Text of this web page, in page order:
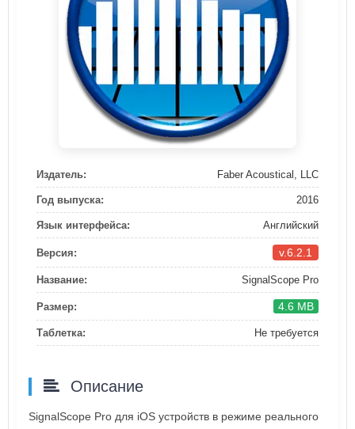
Издатель: Faber Acoustical, LLC
Год выпуска: 2016
Язык интерфейса: Английский
Версия: v.6.2.1
Название: SignalScope Pro
Размер: 4.6 MB
Таблетка: Не требуется
Описание
SignalScope Pro для iOS устройств в режиме реального